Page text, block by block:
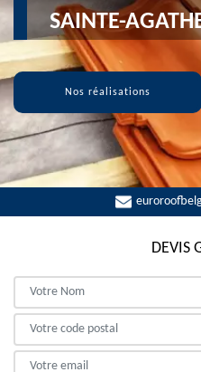
SAINTE-
Nos réalisations
DEVIS